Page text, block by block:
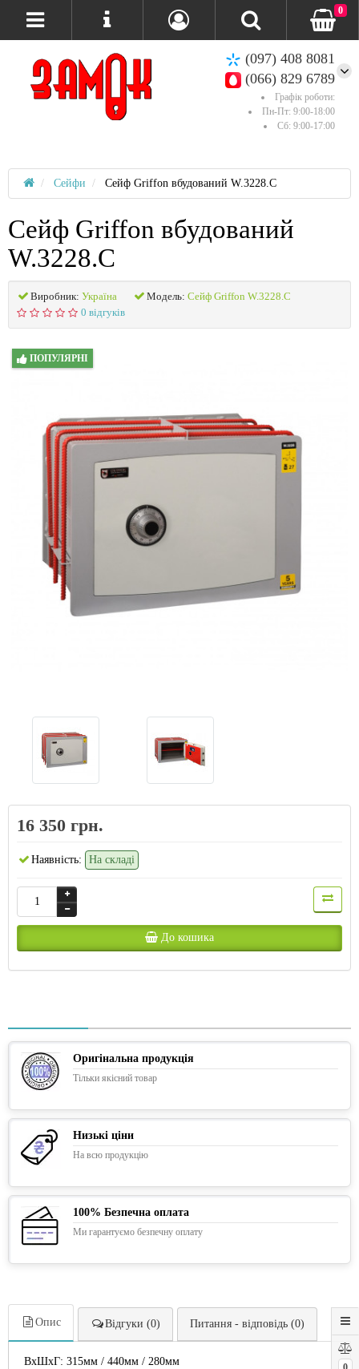
(097) 408 8081
(066) 829 6789
Графік роботи:
Пн-Пт: 9:00-18:00
Сб: 9:00-17:00
0
Сейфи Сейф Griffon вбудований W.3228.C
Сейф Griffon вбудований
W.3228.C
Виробник: Україна Модель: Сейф Griffon W.3228.C
0 відгуків
ПОПУЛЯРНІ
16 350 грн.
Наявність: На складі
До кошика
Оригінальна продукція
Тільки якісний товар
Низькі ціни
На всю продукцію
100% Безпечна оплата
Ми гарантуємо безпечну оплату
Опис Відгуки (0) Питання - відповідь (0)
ВxШxГ: 315мм / 440мм / 280мм